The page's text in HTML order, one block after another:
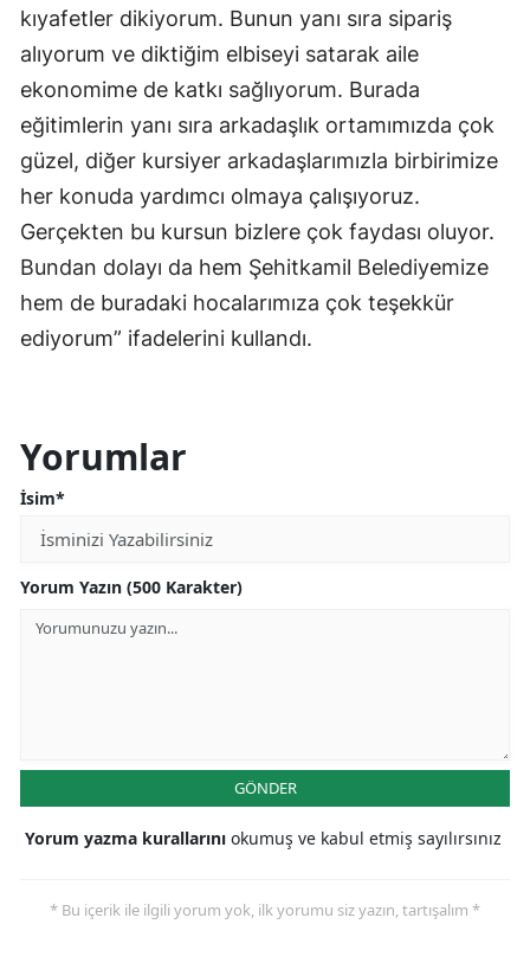
kıyafetler dikiyorum. Bunun yanı sıra sipariş
alıyorum ve diktiğim elbiseyi satarak aile
ekonomime de katkı sağlıyorum. Burada
eğitimlerin yanı sıra arkadaşlık ortamımızda çok
güzel, diğer kursiyer arkadaşlarımızla birbirimize
her konuda yardımcı olmaya çalışıyoruz.
Gerçekten bu kursun bizlere çok faydası oluyor.
Bundan dolayı da hem Şehitkamil Belediyemize
hem de buradaki hocalarımıza çok teşekkür
ediyorum” ifadelerini kullandı.
Yorumlar
İsim*
Yorum Yazın (500 Karakter)
GÖNDER
Yorum yazma kurallarını okumuş ve kabul etmiş sayılırsınız
* Bu içerik ile ilgili yorum yok, ilk yorumu siz yazın, tartışalım *